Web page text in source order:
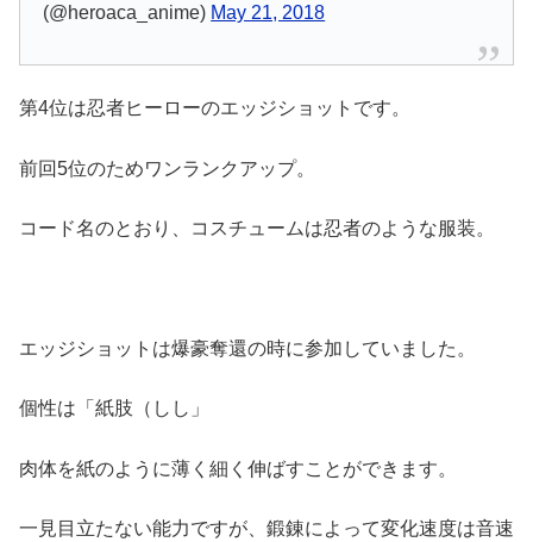
(@heroaca_anime) May 21, 2018
第4位は忍者ヒーローのエッジショットです。
前回5位のためワンランクアップ。
コード名のとおり、コスチュームは忍者のような服装。
エッジショットは爆豪奪還の時に参加していました。
個性は「紙肢（しし」
肉体を紙のように薄く細く伸ばすことができます。
一見目立たない能力ですが、鍛錬によって変化速度は音速